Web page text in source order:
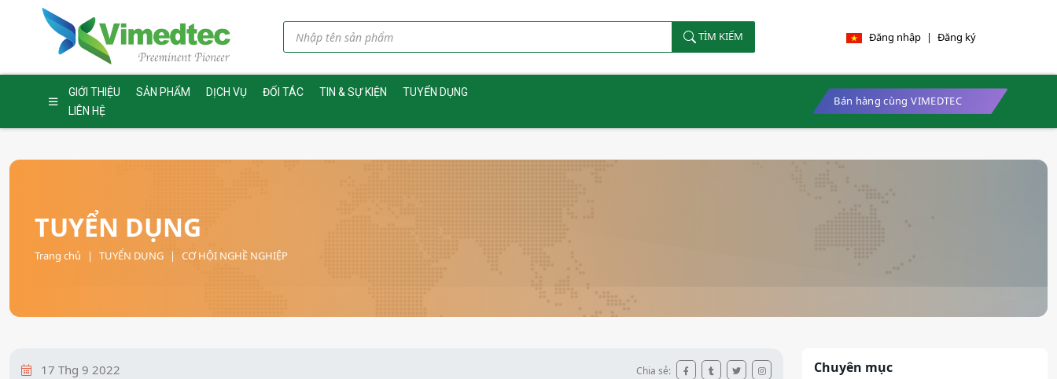
TÌM KIẾM Đăng nhập | Đăng ký
GIỚI THIỆU SẢN PHẨM DỊCH VỤ ĐỐI TÁC TIN & SỰ KIỆN
TUYỂN DỤNG
LIÊN HỆ
Bán hàng cùng VIMEDTEC
TUYỂN DỤNG
Trang chủ | TUYỂN DỤNG | CƠ HỘI NGHỀ NGHIỆP
17 Thg 9 2022 Chia sẻ: Chuyên mục